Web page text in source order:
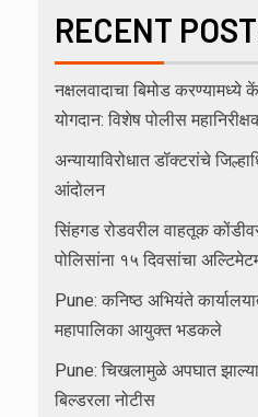
RECENT
नक्षलवादाचा बिमोड
योगदान: विशेष पोलीस
अन्यायाविरोधात डॉक्टरांचे
आंदोलन
सिंहगड रोडवरील वाहतूक
पोलिसांना १५ दिवसांचा
Pune: कनिष्ठ अभियंते
महापालिका आयुक्त भडकले
Pune: चिखलामुळे अपघात
बिल्डरला नोटीस